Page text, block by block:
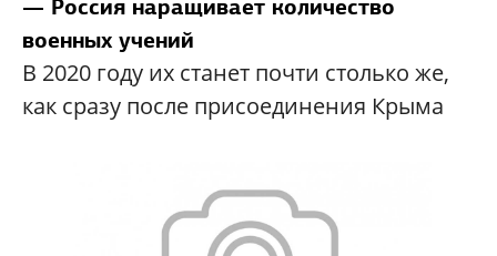
— Россия наращивает количество
военных учений
В 2020 году их станет почти столько же,
как сразу после присоединения Крыма